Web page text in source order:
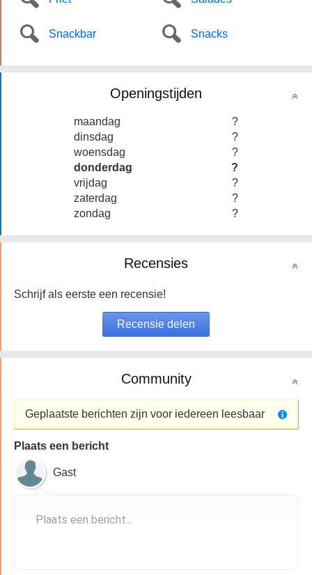
Snackbar Snacks
Openingstijden
maandag
?
dinsdag
?
woensdag
?
donderdag
?
vrijdag
?
zaterdag
?
zondag
?
Recensies
Schrijf als eerste een recensie!
Community
Geplaatste berichten zijn voor iedereen leesbaar
Plaats een bericht
Gast